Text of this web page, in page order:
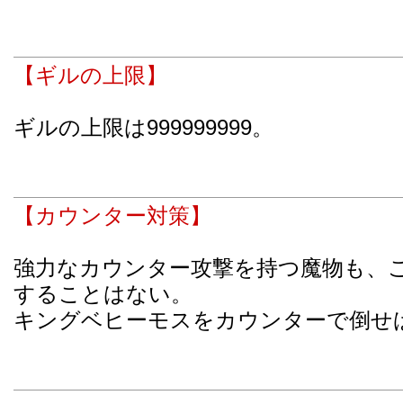
【ギルの上限】
ギルの上限は999999999。
【カウンター対策】
強力なカウンター攻撃を持つ魔物も
することはない。
キングベヒーモスをカウンターで倒